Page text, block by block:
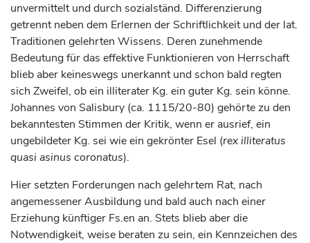
unvermittelt und durch sozialständ. Differenzierung
getrennt neben dem Erlernen der Schriftlichkeit und der lat.
Traditionen gelehrten Wissens. Deren zunehmende
Bedeutung für das effektive Funktionieren von Herrschaft
blieb aber keineswegs unerkannt und schon bald regten
sich Zweifel, ob ein illiterater Kg. ein guter Kg. sein könne.
Johannes von Salisbury (ca. 1115/20-80) gehörte zu den
bekanntesten Stimmen der Kritik, wenn er ausrief, ein
ungebildeter Kg. sei wie ein gekrönter Esel (rex illiteratus
quasi asinus coronatus).
Hier setzten Forderungen nach gelehrtem Rat, nach
angemessener Ausbildung und bald auch nach einer
Erziehung künftiger Fs.en an. Stets blieb aber die
Notwendigkeit, weise beraten zu sein, ein Kennzeichen des